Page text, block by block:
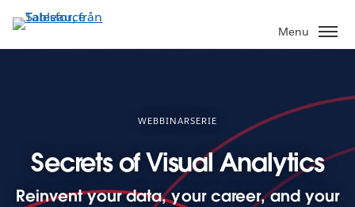
vidare
till
Menu
WEBBINARSERIE
Secrets of Visual Analytics
Reinvent your data, your career, and your